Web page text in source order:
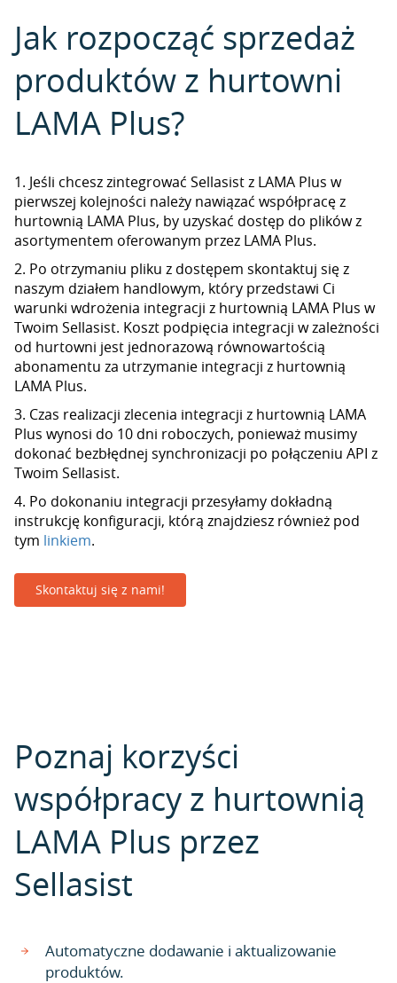
Jak rozpocząć sprzedaż
produktów z hurtowni
LAMA Plus?
1. Jeśli chcesz zintegrować Sellasist z LAMA Plus w
pierwszej kolejności należy nawiązać współpracę z
hurtownią LAMA Plus, by uzyskać dostęp do plików z
asortymentem oferowanym przez LAMA Plus.
2. Po otrzymaniu pliku z dostępem skontaktuj się z
naszym działem handlowym, który przedstawi Ci
warunki wdrożenia integracji z hurtownią LAMA Plus w
Twoim Sellasist. Koszt podpięcia integracji w zależności
od hurtowni jest jednorazową równowartością
abonamentu za utrzymanie integracji z hurtownią
LAMA Plus.
3. Czas realizacji zlecenia integracji z hurtownią LAMA
Plus wynosi do 10 dni roboczych, ponieważ musimy
dokonać bezbłędnej synchronizacji po połączeniu API z
Twoim Sellasist.
4. Po dokonaniu integracji przesyłamy dokładną
instrukcję konfiguracji, którą znajdziesz również pod
tym linkiem.
Skontaktuj się z nami!
Poznaj korzyści
współpracy z hurtownią
LAMA Plus przez
Sellasist
Automatyczne dodawanie i aktualizowanie
produktów.